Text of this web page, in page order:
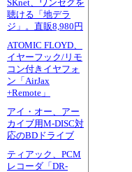
SKnet、ワンセグを
聴ける「地デラ
ジ」。直販8,980円
ATOMIC FLOYD、
イヤーフック/リモ
コン付きイヤフォ
ン「AirJax
+Remote」
アイ・オー、アー
カイブ用M-DISC対
応のBDドライブ
ティアック、PCM
レコーダ「DR-